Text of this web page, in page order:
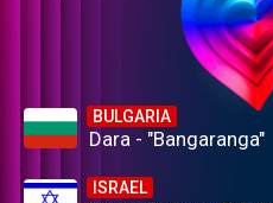
BULGARIA
Dara - "Bangaranga"
ISRAEL